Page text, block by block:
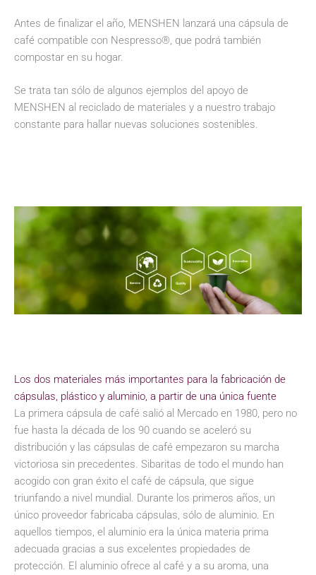
Antes de finalizar el año, MENSHEN lanzará una cápsula de
café compatible con Nespresso®, que podrá también
compostar en su hogar.
Se trata tan sólo de algunos ejemplos del apoyo de
MENSHEN al reciclado de materiales y a nuestro trabajo
constante para hallar nuevas soluciones sostenibles.
Los dos materiales más importantes para la fabricación de
cápsulas, plástico y aluminio, a partir de una única fuente
La primera cápsula de café salió al Mercado en 1980, pero no
fue hasta la década de los 90 cuando se aceleró su
distribución y las cápsulas de café empezaron su marcha
victoriosa sin precedentes. Sibaritas de todo el mundo han
acogido con gran éxito el café de cápsula, que sigue
triunfando a nivel mundial. Durante los primeros años, un
único proveedor fabricaba cápsulas, sólo de aluminio. En
aquellos tiempos, el aluminio era la única materia prima
adecuada gracias a sus excelentes propiedades de
protección. El aluminio ofrece al café y a su aroma, una